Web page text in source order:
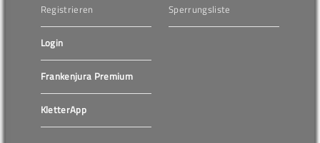
Registrieren
Login
Frankenjura Premium
KletterApp
Sperrungsliste